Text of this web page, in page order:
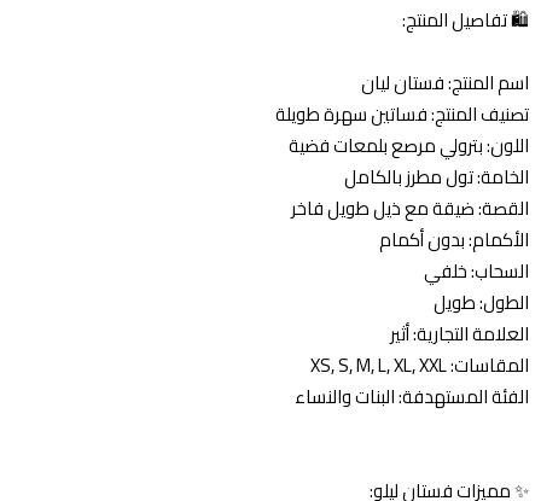
🛍️ تفاصيل المنتج:
اسم المنتج: فستان ليان
تصنيف المنتج: فساتين سهرة طويلة
اللون: بترولي مرصع بلمعات فضية
الخامة: تول مطرز بالكامل
القصة: ضيقة مع ذيل طويل فاخر
الأكمام: بدون أكمام
السحاب: خلفي
الطول: طويل
العلامة التجارية: أثير
المقاسات: XS, S, M, L, XL, XXL
الفئة المستهدفة: البنات والنساء
✨ مميزات فستان ليلو: